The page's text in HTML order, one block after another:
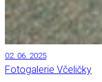
02. 06. 2025
Fotogalerie Včeličky